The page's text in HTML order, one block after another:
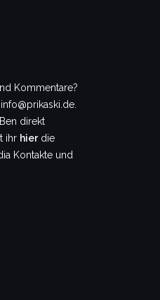
Kommentare?
direkt
ihr hierdie
Kontakte und